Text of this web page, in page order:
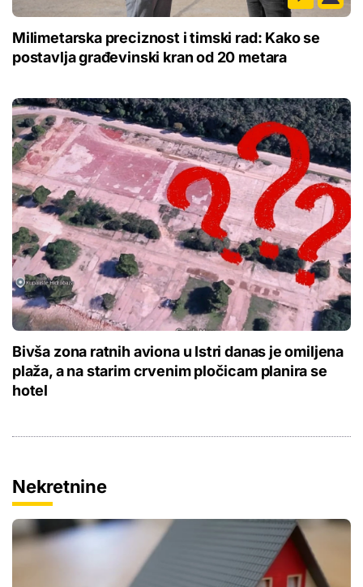
Milimetarska preciznost i timski rad: Kako se
postavlja građevinski kran od 20 metara
Bivša zona ratnih aviona u Istri danas je omiljena
plaža, a na starim crvenim pločicam planira se
hotel
Nekretnine